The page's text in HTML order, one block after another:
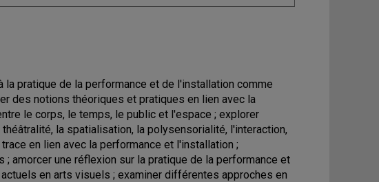
pratique de la performance et de l'installation comme
des notions théoriques et pratiques en lien avec la
le corps, le temps, le public et l'espace ; explorer
la spatialisation, la polysensorialité, l'interaction,
en lien avec la performance et l'installation ;
amorcer une réflexion sur la pratique de la performance et
en arts visuels ; examiner différentes approches en